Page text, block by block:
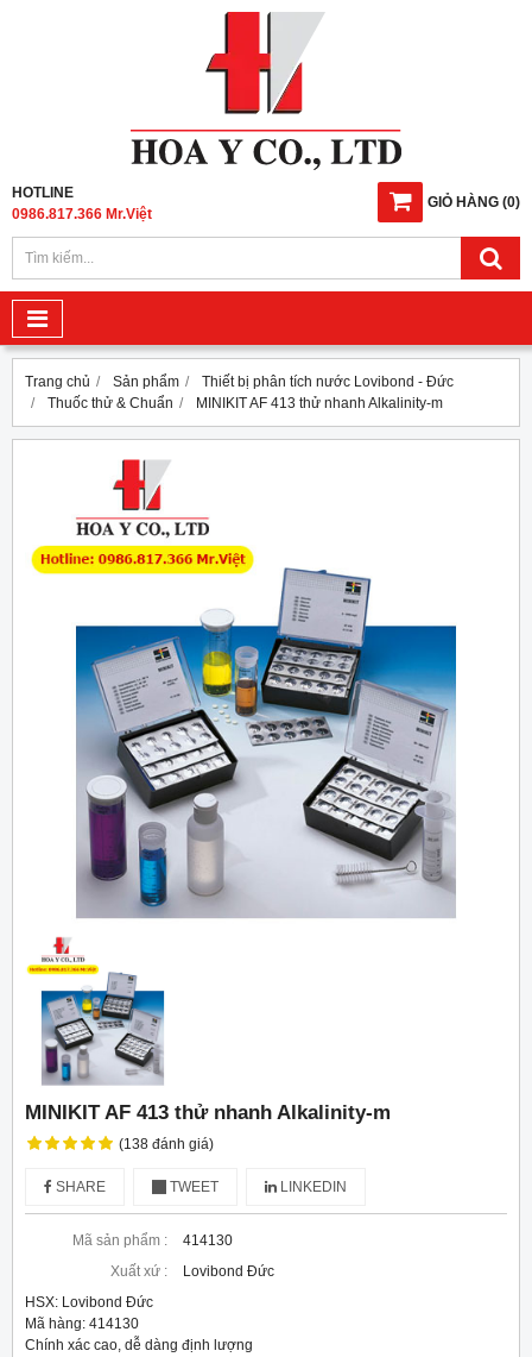
GIỎ HÀNG (0)
HOTLINE
0986.817.366 Mr.Việt
Trang chủ Sản phẩm
Thiết bị phân tích nước Lovibond - Đức
Thuốc thử & Chuẩn
MINIKIT AF 413 thử nhanh Alkalinity-m
MINIKIT AF 413 thử nhanh Alkalinity-m
(138 đánh giá)
SHARE TWEET LINKEDIN
Mã sản phẩm :
414130
Xuất xứ :
Lovibond Đức
HSX: Lovibond Đức
Mã hàng: 414130
Chính xác cao, dễ dàng định lượng